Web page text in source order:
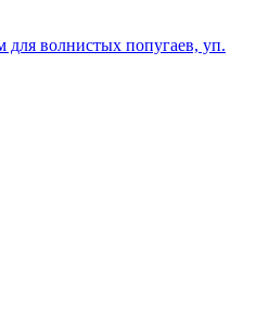
волнистых попугаев, уп.